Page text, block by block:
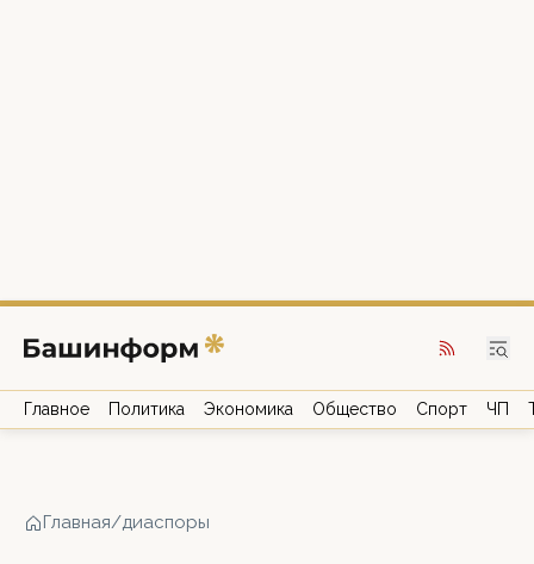
Главное Политика Экономика Общество Спорт ЧП
Главная/диаспоры